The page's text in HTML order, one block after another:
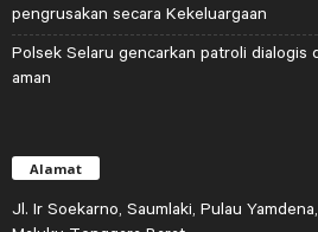
pengrusakan secara Kekeluargaan
Polsek Selaru gencarkan patroli dialogis
aman
Alamat
Jl. Ir Soekarno, Saumlaki, Pulau